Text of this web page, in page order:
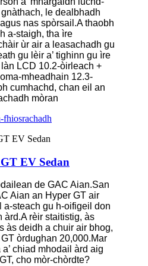
le dealbhadh
nas spòrsail.A thaobh
a-staigh, tha ìre
ùr air a leasachadh gu
gu lèir a’ tighinn gu ìre
LCD 10.2-òirleach +
mheadhain 12.3-
cumhachd, chan eil an
mòran
fhiosrachadh
EV Sedan
de GAC Aian.San
Aian an Hyper GT air
a-steach gu h-oifigeil don
àrd.A rèir staitistig, às
às deidh a chuir air bhog,
òrdughan 20,000.Mar
chiad mhodail àrd aig
cho mòr-chòrdte?